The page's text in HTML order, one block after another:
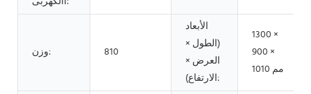
وزن: 810
الأبعاد
(الطول ×
العرض ×
الارتفاع):
1300 ×
900 ×
1010 مم